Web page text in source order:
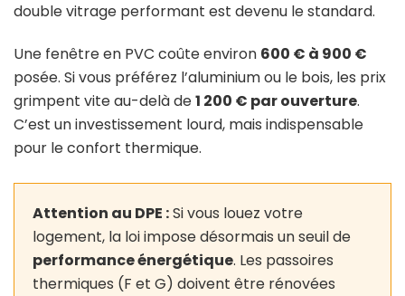
double vitrage performant est devenu le standard.
Une fenêtre en PVC coûte environ 600 € à 900 €
posée. Si vous préférez l’aluminium ou le bois, les prix
grimpent vite au-delà de1 200 € par ouverture.
C’est un investissement lourd, mais indispensable
pour le confort thermique.
Attention au DPE :Si vous louez votre
logement, la loi impose désormais un seuil de
performance énergétique. Les passoires
thermiques (F et G) doivent être rénovées